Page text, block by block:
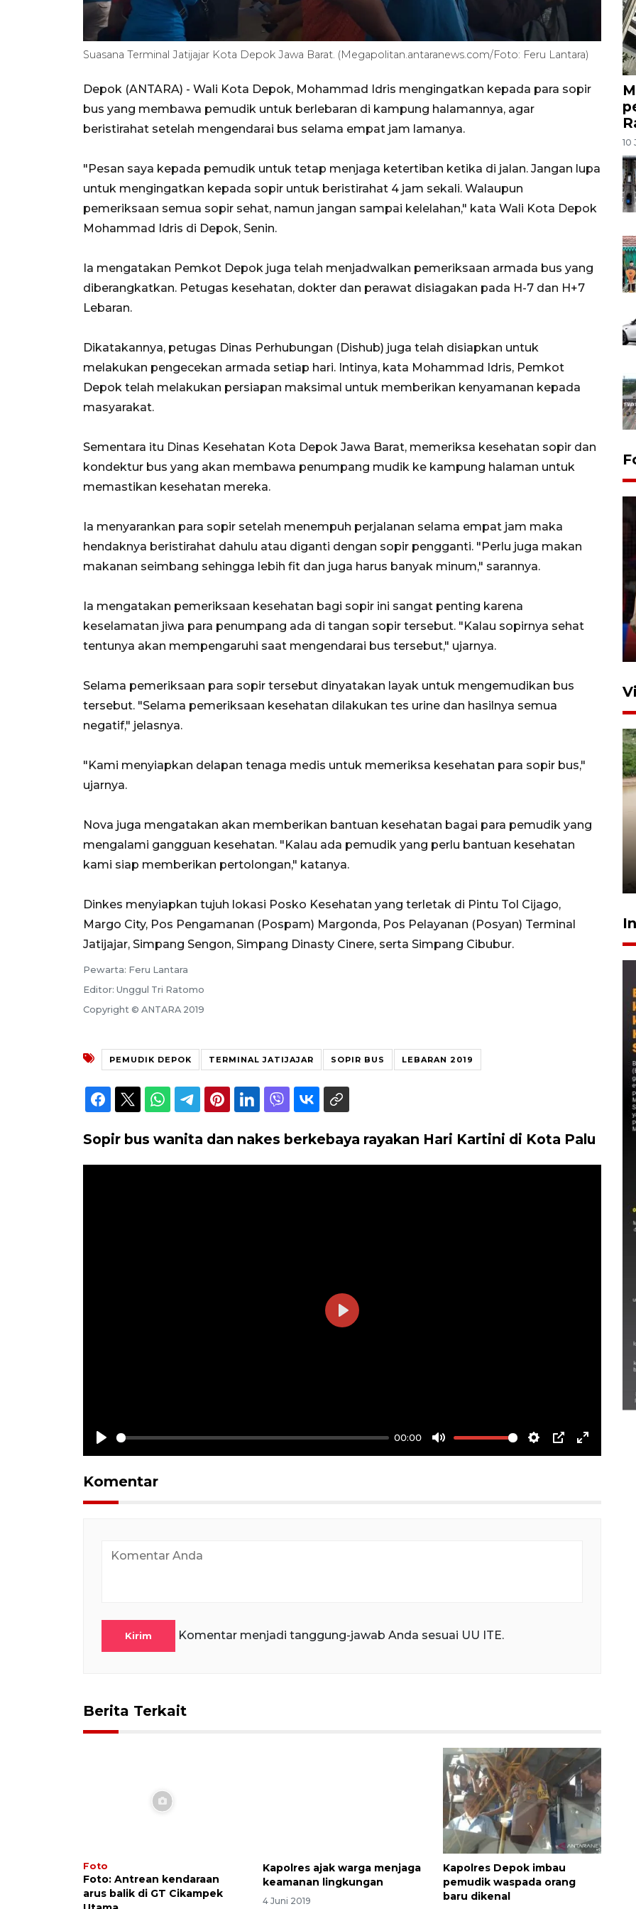
Suasana Terminal Jatijajar Kota Depok Jawa Barat. (Megapolitan.antaranews.com/Foto: Feru Lantara)
Depok (ANTARA) - Wali Kota Depok, Mohammad Idris mengingatkan kepada para sopir
bus yang membawa pemudik untuk berlebaran di kampung halamannya, agar
beristirahat setelah mengendarai bus selama empat jam lamanya.
"Pesan saya kepada pemudik untuk tetap menjaga ketertiban ketika di jalan. Jangan lupa
untuk mengingatkan kepada sopir untuk beristirahat 4 jam sekali. Walaupun
pemeriksaan semua sopir sehat, namun jangan sampai kelelahan," kata Wali Kota Depok
Mohammad Idris di Depok, Senin.
Ia mengatakan Pemkot Depok juga telah menjadwalkan pemeriksaan armada bus yang
diberangkatkan. Petugas kesehatan, dokter dan perawat disiagakan pada H-7 dan H+7
Lebaran.
Dikatakannya, petugas Dinas Perhubungan (Dishub) juga telah disiapkan untuk
melakukan pengecekan armada setiap hari. Intinya, kata Mohammad Idris, Pemkot
Depok telah melakukan persiapan maksimal untuk memberikan kenyamanan kepada
masyarakat.
Sementara itu Dinas Kesehatan Kota Depok Jawa Barat, memeriksa kesehatan sopir dan
kondektur bus yang akan membawa penumpang mudik ke kampung halaman untuk
memastikan kesehatan mereka.
Ia menyarankan para sopir setelah menempuh perjalanan selama empat jam maka
hendaknya beristirahat dahulu atau diganti dengan sopir pengganti. "Perlu juga makan
makanan seimbang sehingga lebih fit dan juga harus banyak minum," sarannya.
Ia mengatakan pemeriksaan kesehatan bagi sopir ini sangat penting karena
keselamatan jiwa para penumpang ada di tangan sopir tersebut. "Kalau sopirnya sehat
tentunya akan mempengaruhi saat mengendarai bus tersebut," ujarnya.
Selama pemeriksaan para sopir tersebut dinyatakan layak untuk mengemudikan bus
tersebut. "Selama pemeriksaan kesehatan dilakukan tes urine dan hasilnya semua
negatif," jelasnya.
"Kami menyiapkan delapan tenaga medis untuk memeriksa kesehatan para sopir bus,"
ujarnya.
Nova juga mengatakan akan memberikan bantuan kesehatan bagai para pemudik yang
mengalami gangguan kesehatan. "Kalau ada pemudik yang perlu bantuan kesehatan
kami siap memberikan pertolongan," katanya.
Dinkes menyiapkan tujuh lokasi Posko Kesehatan yang terletak di Pintu Tol Cijago,
Margo City, Pos Pengamanan (Pospam) Margonda, Pos Pelayanan (Posyan) Terminal
Jatijajar, Simpang Sengon, Simpang Dinasty Cinere, serta Simpang Cibubur.
Pewarta: Feru Lantara
Editor: Unggul Tri Ratomo
Copyright © ANTARA 2019
PEMUDIK DEPOK TERMINAL JATIJAJAR SOPIR BUS LEBARAN 2019
Sopir bus wanita dan nakes berkebaya rayakan Hari Kartini di Kota Palu
Play
00:00
Mute Settings
PIP Enter
Play
Komentar
Kirim Komentar menjadi tanggung-jawab Anda sesuai UU ITE.
Berita Terkait
Foto
Foto: Antrean kendaraan
arus balik di GT Cikampek
Kapolres ajak warga menjaga
keamanan lingkungan
4 Juni 2019
Kapolres Depok imbau
pemudik waspada orang
baru dikenal
10
Lebaran Betawi 2026, ajang
upaya pelestarian budaya di
Ibu Kota
11 April 2026
Gabung Persebaya, striker
timnas Ramadhan Sananta